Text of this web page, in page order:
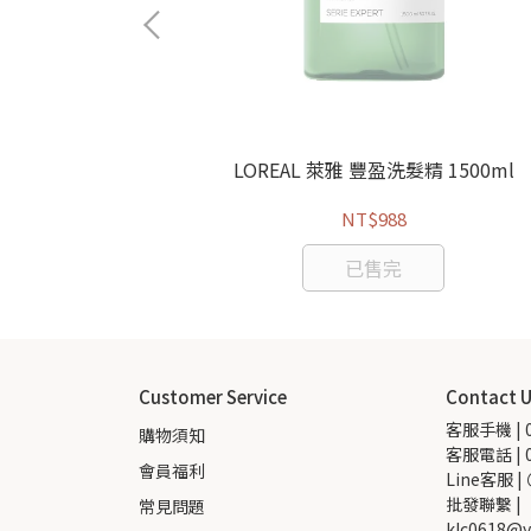
LOREAL 萊雅 豐盈洗髮精 1500ml
NT$988
已售完
Customer Service
購物須知
會員福利
常見問題
Contact
客服手機 |
客服電話 |
Line客服 |
批發聯繫 |